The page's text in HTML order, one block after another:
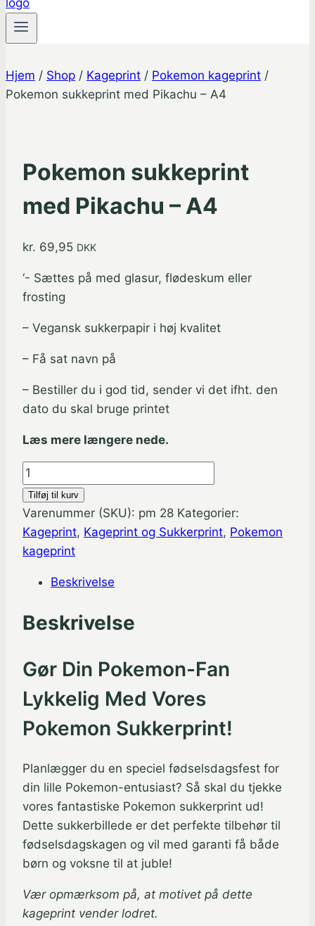
Hjem / Shop / Kageprint / Pokemon kageprint /
Pokemon sukkeprint med Pikachu – A4
Pokemon sukkeprint
med Pikachu – A4
kr. 69,95 DKK
‘- Sættes på med glasur, flødeskum eller
frosting
– Vegansk sukkerpapir i høj kvalitet
– Få sat navn på
– Bestiller du i god tid, sender vi det ifht. den
dato du skal bruge printet
Læs mere længere nede.
Pokemon
sukkeprint
med
Pikachu
-
antal
Tilføj til kurv
Varenummer (SKU): pm 28 Kategorier:
Kageprint, Kageprint og Sukkerprint, Pokemon
kageprint
Beskrivelse
Beskrivelse
Gør Din Pokemon-Fan
Lykkelig Med Vores
Pokemon Sukkerprint!
Planlægger du en speciel fødselsdagsfest for
din lille Pokemon-entusiast? Så skal du tjekke
vores fantastiske Pokemon sukkerprint ud!
Dette sukkerbillede er det perfekte tilbehør til
fødselsdagskagen og vil med garanti få både
børn og voksne til at juble!
Vær opmærksom på, at motivet på dette
kageprint vender lodret.